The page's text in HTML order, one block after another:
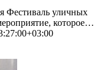
Фестиваль уличных
которое…